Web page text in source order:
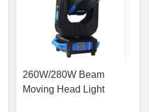
260W/280W Beam
Moving Head Light